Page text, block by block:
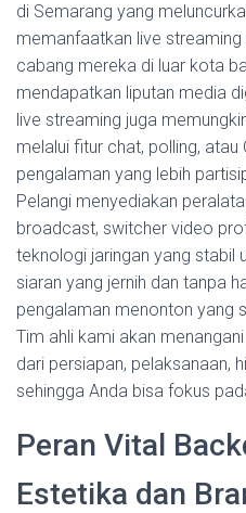
di Semarang yang
memanfaatkan live
cabang mereka di luar kota
mendapatkan liputan media
live streaming juga
melalui fitur chat, polling, atau
pengalaman yang lebih
Pelangi menyediakan
broadcast, switcher video
teknologi jaringan yang stabil
siaran yang jernih dan tanpa
pengalaman menonton yang
Tim ahli kami akan
dari persiapan, pelaksanaan,
sehingga Anda bisa fokus
Peran Vital
Estetika dan